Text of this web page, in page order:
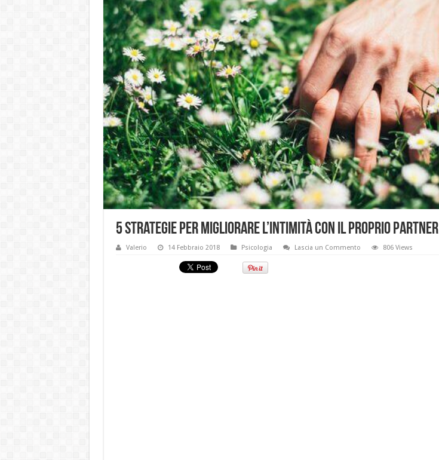
5 strategie per migliorare l’intimità con il proprio partner
Valerio 14 Febbraio 2018 Psicologia Lascia un Commento 806 Views